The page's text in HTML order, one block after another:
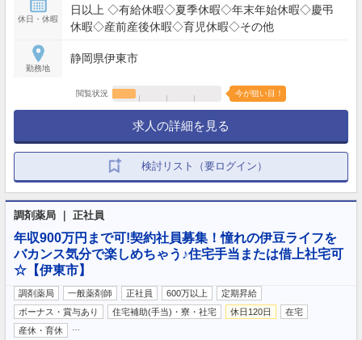
休日・休暇
日以上 ◇有給休暇◇夏季休暇◇年末年始休暇◇慶弔
休暇◇産前産後休暇◇育児休暇◇その他
勤務地
静岡県伊東市
閲覧状況 今が狙い目！
求人の詳細を見る
検討リスト（要ログイン）
調剤薬局 ｜ 正社員
年収900万円まで可!契約社員募集！憧れの伊豆ライフを
バカンス気分で楽しめちゃう♪住宅手当または借上社宅可
☆【伊東市】
調剤薬局 一般薬剤師 正社員 600万以上
定期昇給
ボーナス・賞与あり
住宅補助(手当)・寮・社宅 休日120日
在宅
産休・育休